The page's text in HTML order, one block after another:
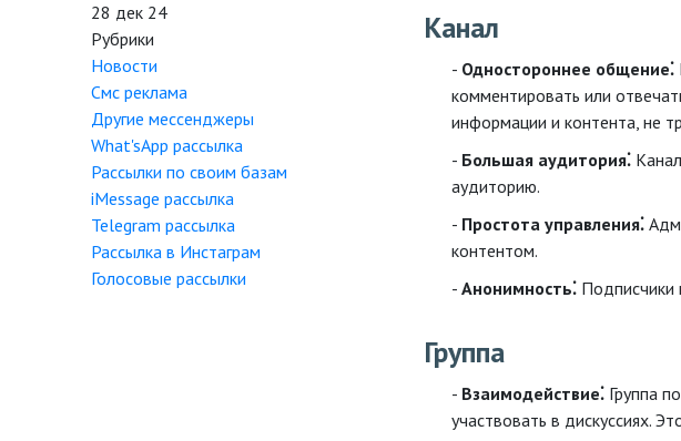
28 дек 24
Рубрики
Новости
Смс реклама
Другие мессенджеры
What'sApp рассылка
Рассылки по своим базам
iMessage рассылка
Telegram рассылка
Рассылка в Инстаграм
Голосовые рассылки
Канал
Одностороннее общение⁚
комментировать или
информации и контента, не
Большая аудитория⁚
аудиторию.
Простота управления⁚
контентом.
Анонимность⁚ Подписчики
Группа
Взаимодействие⁚ Группа
участвовать в дискуссиях.